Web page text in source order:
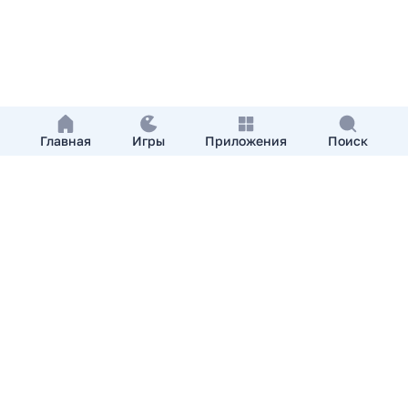
Главная Игры Приложения Поиск